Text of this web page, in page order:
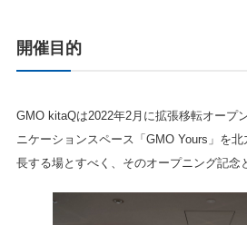
開催目的
GMO kitaQは2022年2月に拡張移転オープ
ニケーションスペース「GMO Yours」を
長する場とすべく、そのオープニング記念